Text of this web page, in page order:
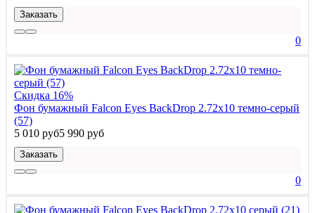
Заказать
0
Скидка 16%
Фон бумажный Falcon Eyes BackDrop 2.72x10 темно-серый
(57)
5 010 руб5 990 руб
Заказать
0